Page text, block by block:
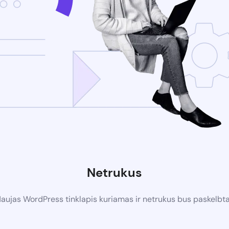
Netrukus
WordPress tinklapis kuriamas ir netrukus bus